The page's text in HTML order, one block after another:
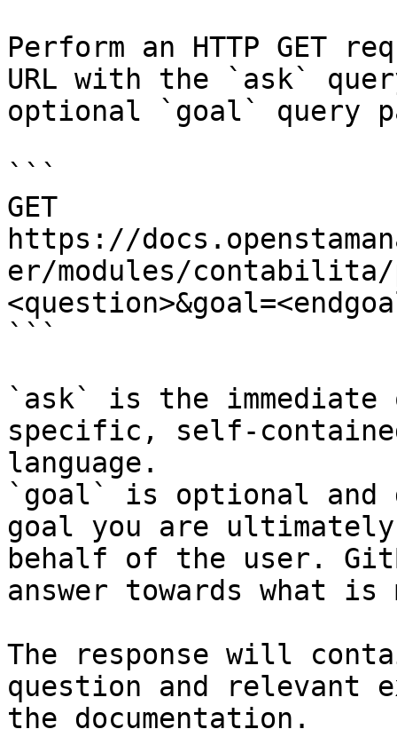
Perform an HTTP GET
URL with the `ask`
optional `goal` query
```
GET
https://
er/modules/contabilita/
```
`ask` is the
specific, self-
language.
`goal` is optional and
goal you are
behalf of the user.
answer towards what
The response will
question and relevant
the documentation.